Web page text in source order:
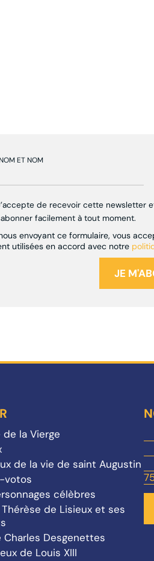
ET NOM
de recevoir cette newsletter
facilement à tout moment.
envoyant ce formulaire, vous
utilisées en accord avec notre
de la Vierge
de la vie de saint Augustin
votos
célèbres
de Lisieux et ses
Charles Desgenettes
de Louis XIII